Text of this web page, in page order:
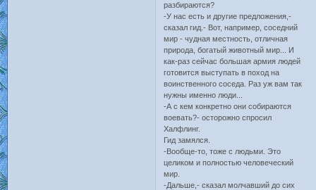
разбираются?
-У нас есть и другие предложения,-
сказал гид.- Вот, например, соседний
мир - чудная местность, отличная
природа, богатый животный мир... И
как-раз сейчас большая армия людей
готовится выступать в поход на
воинственного соседа. Раз уж вам так
нужны именно люди...
-А с кем конкретно они собираются
воевать?- осторожно спросил
Халфлинг.
Гид замялся.
-Вообще-то, тоже с людьми. Это
целиком и полностью человеческий
мир.
-Дальше,- сказал молчавший до сих